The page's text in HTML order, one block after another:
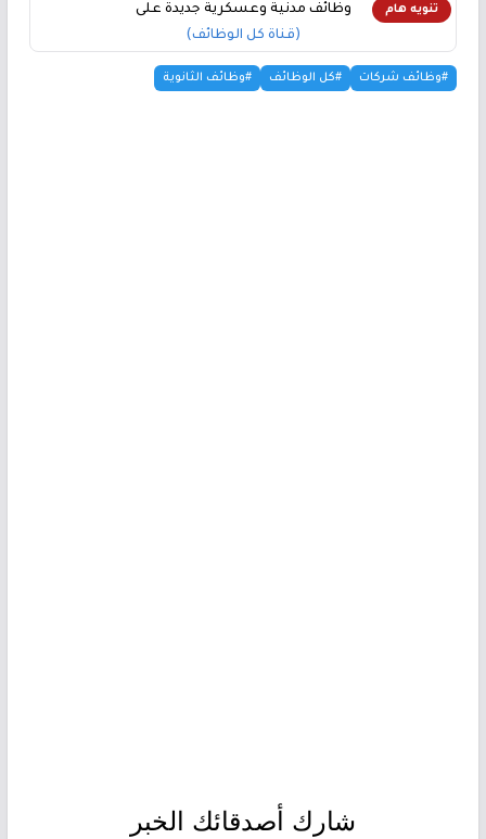
تنويه هام
وظائف مدنية وعسكرية جديدة على
(قناة كل الوظائف)
#وظائف شركات #كل الوظائف #وظائف الثانوية
شارك أصدقائك الخبر